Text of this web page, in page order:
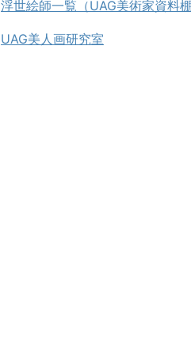
浮世絵師一覧（UAG美術家資料
UAG美人画研究室